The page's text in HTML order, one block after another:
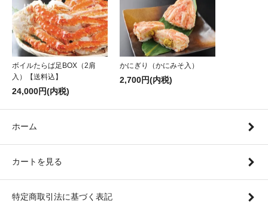
ボイルたらば足BOX（2肩
入）【送料込】
24,000円(内税)
かにぎり（かにみそ入）
2,700円(内税)
ホーム
カートを見る
特定商取引法に基づく表記